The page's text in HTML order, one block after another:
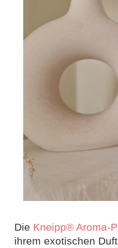
Die Kneipp® Aroma-
ihrem exotischen